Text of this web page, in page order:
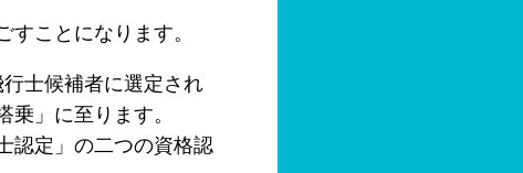
ことになります。
士候補者に選定され
」に至ります。
認定」の二つの資格認